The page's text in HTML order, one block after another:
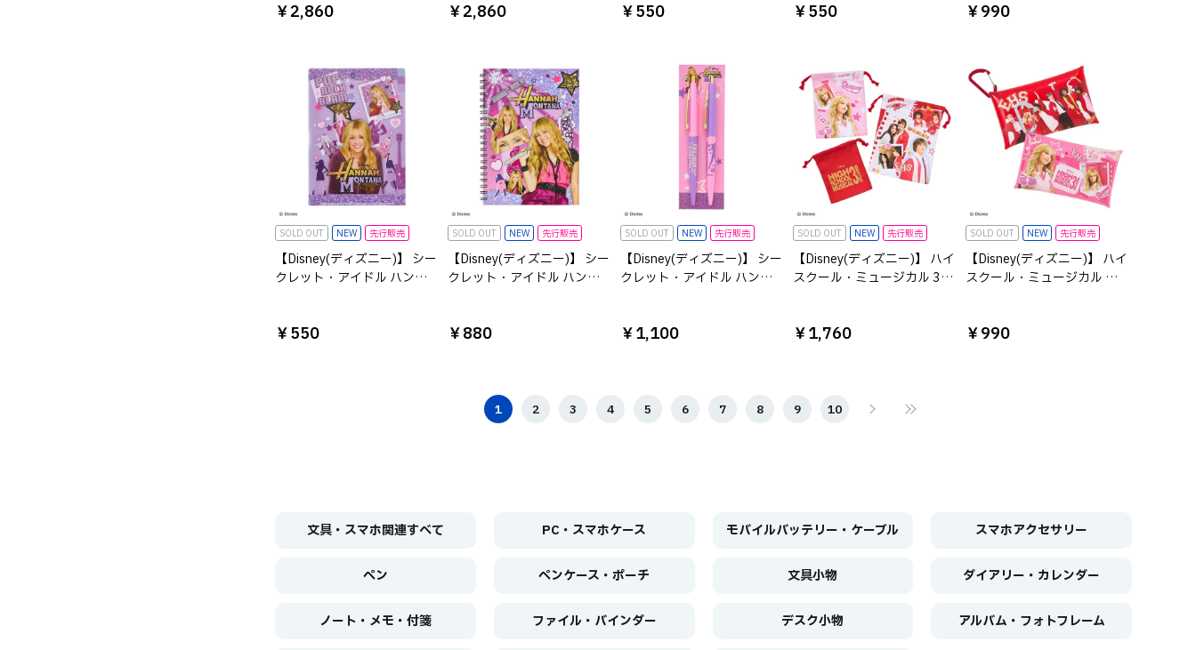
￥2,860 ￥2,860 ￥550 ￥550 ￥990
SOLD OUT NEW 先行販売
【Disney(ディズニー)】 シー
クレット・アイドル ハン
￥550
SOLD OUT NEW 先行販売
【Disney(ディズニー)】 シー
クレット・アイドル ハン
￥880
SOLD OUT NEW 先行販売
【Disney(ディズニー)】 シー
クレット・アイドル ハン
￥1,100
SOLD OUT NEW 先行販売
【Disney(ディズニー)】 ハイ
スクール・ミュージカル 3P
￥1,760
SOLD OUT NEW 先行販売
【Disney(ディズニー)】 ハイ
スクール・ミュージカル ク
￥990
1 2 3 4 5 6 7 8 9 10
文具・スマホ関連すべて PC・スマホケース モバイルバッテリー・ケーブル スマホアクセサリー
ペン ペンケース・ポーチ 文具小物 ダイアリー・カレンダー
ノート・メモ・付箋 ファイル・バインダー デスク小物 アルバム・フォトフレーム